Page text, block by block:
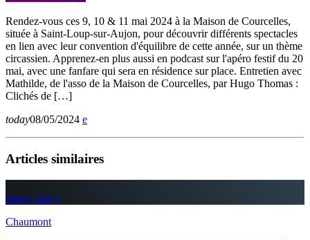
Rendez-vous ces 9, 10 & 11 mai 2024 à la Maison de Courcelles,
située à Saint-Loup-sur-Aujon, pour découvrir différents spectacles
en lien avec leur convention d'équilibre de cette année, sur un thème
circassien. Apprenez-en plus aussi en podcast sur l'apéro festif du 20
mai, avec une fanfare qui sera en résidence sur place. Entretien avec
Mathilde, de l'asso de la Maison de Courcelles, par Hugo Thomas :
Clichés de […]
today08/05/2024
Articles similaires
insert_link
Chaumont